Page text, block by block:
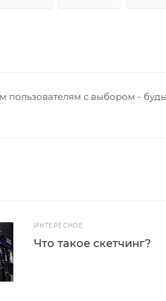
пользователям с выбором -
ИНТЕРЕСНОЕ
Что такое скетчинг?